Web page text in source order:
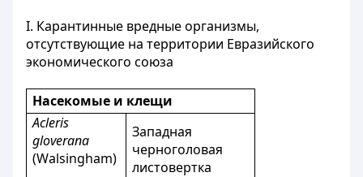
I. Карантинные вредные организмы,
отсутствующие на территории Евразийского
экономического союза
Насекомые и клещи
Acleris
gloverana
(Walsingham)
Западная
черноголовая
листовертка